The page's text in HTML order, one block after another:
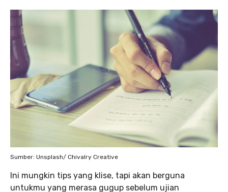
Sumber: Unsplash/ Chivalry Creative
Ini mungkin tips yang klise, tapi akan berguna
untukmu yang merasa gugup sebelum ujian